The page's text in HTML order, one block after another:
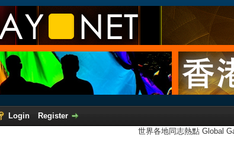
Login
Register
世界各地同志熱點 Global